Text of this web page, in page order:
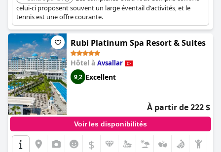
celui-ci proposent souvent un large éventail d'activités, et le
tennis est une offre courante.
Rubi Platinum Spa Resort & Suites
Hôtel à Avsallar
9,2 Excellent
À partir de 222 $
Voir les disponibilités
$